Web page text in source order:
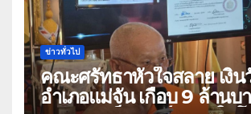
ข่าวทั่วไป
คณะศรัทธาหัวใจสลาย เงิ
อำเภอแม่จัน เกือบ 9 ล้านบ